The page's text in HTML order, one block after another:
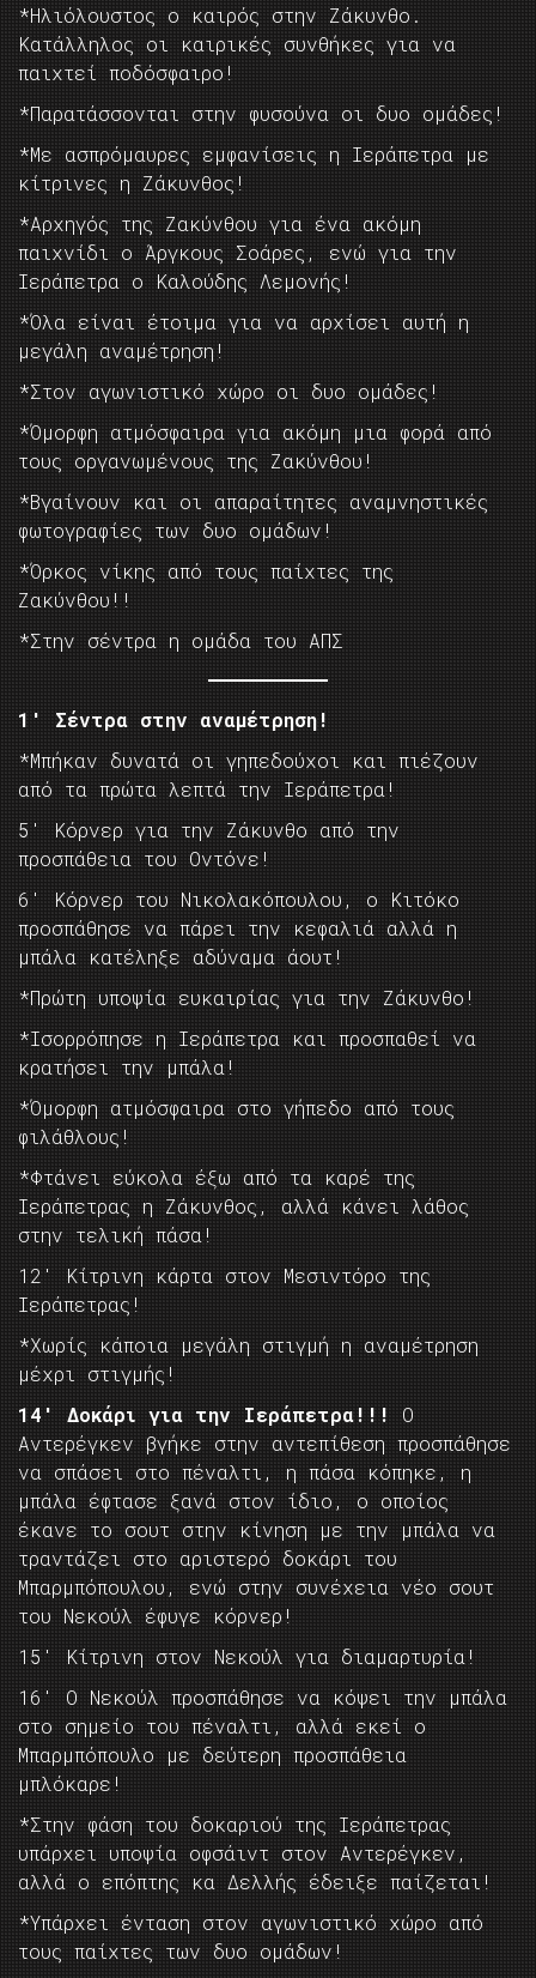
*Ηλιόλουστος ο καιρός στην Ζάκυνθο.
Κατάλληλος οι καιρικές συνθήκες για να
παιχτεί ποδόσφαιρο!
*Παρατάσσονται στην φυσούνα οι δυο ομάδες!
*Με ασπρόμαυρες εμφανίσεις η Ιεράπετρα με
κίτρινες η Ζάκυνθος!
*Αρχηγός της Ζακύνθου για ένα ακόμη
παιχνίδι ο Άργκους Σοάρες, ενώ για την
Ιεράπετρα ο Καλούδης Λεμονής!
*Όλα είναι έτοιμα για να αρχίσει αυτή η
μεγάλη αναμέτρηση!
*Στον αγωνιστικό χώρο οι δυο ομάδες!
*Όμορφη ατμόσφαιρα για ακόμη μια φορά από
τους οργανωμένους της Ζακύνθου!
*Βγαίνουν και οι απαραίτητες αναμνηστικές
φωτογραφίες των δυο ομάδων!
*Όρκος νίκης από τους παίχτες της
Ζακύνθου!!
*Στην σέντρα η ομάδα του ΑΠΣ
1′ Σέντρα στην αναμέτρηση!
*Μπήκαν δυνατά οι γηπεδούχοι και πιέζουν
από τα πρώτα λεπτά την Ιεράπετρα!
5′ Κόρνερ για την Ζάκυνθο από την
προσπάθεια του Οντόνε!
6′ Κόρνερ του Νικολακόπουλου, ο Κιτόκο
προσπάθησε να πάρει την κεφαλιά αλλά η
μπάλα κατέληξε αδύναμα άουτ!
*Πρώτη υποψία ευκαιρίας για την Ζάκυνθο!
*Ισορρόπησε η Ιεράπετρα και προσπαθεί να
κρατήσει την μπάλα!
*Όμορφη ατμόσφαιρα στο γήπεδο από τους
φιλάθλους!
*Φτάνει εύκολα έξω από τα καρέ της
Ιεράπετρας η Ζάκυνθος, αλλά κάνει λάθος
στην τελική πάσα!
12′ Κίτρινη κάρτα στον Μεσιντόρο της
Ιεράπετρας!
*Χωρίς κάποια μεγάλη στιγμή η αναμέτρηση
μέχρι στιγμής!
14′ Δοκάρι για την Ιεράπετρα!!! Ο
Αντερέγκεν βγήκε στην αντεπίθεση προσπάθησε
να σπάσει στο πέναλτι, η πάσα κόπηκε, η
μπάλα έφτασε ξανά στον ίδιο, ο οποίος
έκανε το σουτ στην κίνηση με την μπάλα να
τραντάζει στο αριστερό δοκάρι του
Μπαρμπόπουλου, ενώ στην συνέχεια νέο σουτ
του Νεκούλ έφυγε κόρνερ!
15′ Κίτρινη στον Νεκούλ για διαμαρτυρία!
16′ Ο Νεκούλ προσπάθησε να κόψει την μπάλα
στο σημείο του πέναλτι, αλλά εκεί ο
Μπαρμπόπουλο με δεύτερη προσπάθεια
μπλόκαρε!
*Στην φάση του δοκαριού της Ιεράπετρας
υπάρχει υποψία οφσάιντ στον Αντερέγκεν,
αλλά ο επόπτης κα Δελλής έδειξε παίζεται!
*Υπάρχει ένταση στον αγωνιστικό χώρο από
τους παίχτες των δυο ομάδων!